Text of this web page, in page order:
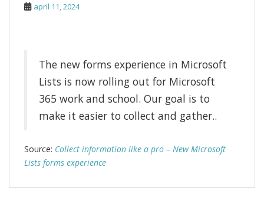
april 11, 2024
The new forms experience in Microsoft
Lists is now rolling out for Microsoft
365 work and school. Our goal is to
make it easier to collect and gather..
Source: Collect information like a pro – New Microsoft
Lists forms experience